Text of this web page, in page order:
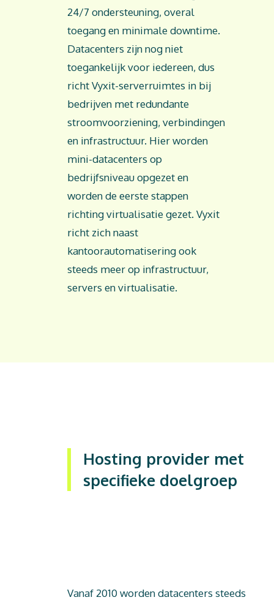
24/7 ondersteuning, overal
toegang en minimale downtime.
Datacenters zijn nog niet
toegankelijk voor iedereen, dus
richt Vyxit-serverruimtes in bij
bedrijven met redundante
stroomvoorziening, verbindingen
en infrastructuur. Hier worden
mini-datacenters op
bedrijfsniveau opgezet en
worden de eerste stappen
richting virtualisatie gezet. Vyxit
richt zich naast
kantoorautomatisering ook
steeds meer op infrastructuur,
servers en virtualisatie.
Hosting provider met
specifieke doelgroep
Vanaf 2010 worden datacenters steeds